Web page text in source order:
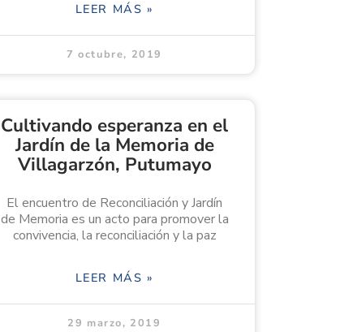
LEER MÁS »
7 octubre, 2019
Cultivando esperanza en el
Jardín de la Memoria de
Villagarzón, Putumayo
El encuentro de Reconciliación y Jardín
de Memoria es un acto para promover la
convivencia, la reconciliación y la paz
LEER MÁS »
29 marzo, 2019